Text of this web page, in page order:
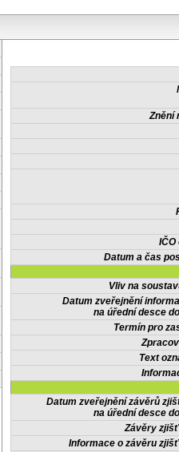
Znění
IČO
Datum a čas
Vliv na
Datum zveřejnění
na úřední desce
Termín pro
Text
Datum zveřejnění závěrů
na úřední desce
Závěry
Informace o závěru